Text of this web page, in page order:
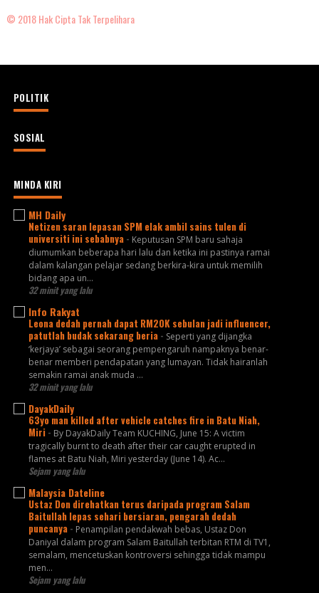
© 2018 Hak Cipta Tak Terpelihara
POLITIK
SOSIAL
MINDA KIRI
MH Daily
Netizen saran lepasan SPM elak ambil sains tulen di
universiti ini sebabnya - Keputusan SPM baru sahaja
diumumkan beberapa hari lalu dan ketika ini pastinya ramai
dalam kalangan pelajar sedang berkira-kira untuk memilih
bidang apa un...
32 minit yang lalu
Info Rakyat
Leona dedah pernah dapat RM20K sebulan jadi influencer,
patutlah budak sekarang beria - Seperti yang dijangka
‘kerjaya’ sebagai seorang pempengaruh nampaknya benar-
benar memberi pendapatan yang lumayan. Tidak hairanlah
semakin ramai anak muda ...
32 minit yang lalu
DayakDaily
63yo man killed after vehicle catches fire in Batu Niah,
Miri - By DayakDaily Team KUCHING, June 15: A victim
tragically burnt to death after their car caught erupted in
flames at Batu Niah, Miri yesterday (June 14). Ac...
Sejam yang lalu
Malaysia Dateline
Ustaz Don direhatkan terus daripada program Salam
Baitullah lepas sehari bersiaran, pengarah dedah
puncanya - Penampilan pendakwah bebas, Ustaz Don
Daniyal dalam program Salam Baitullah terbitan RTM di TV1,
semalam, mencetuskan kontroversi sehingga tidak mampu
men...
Sejam yang lalu